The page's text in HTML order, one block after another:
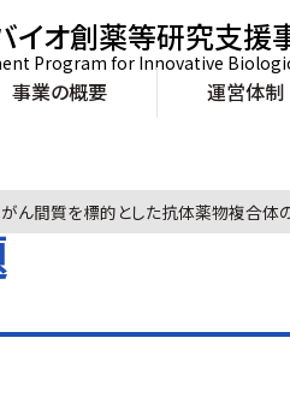
イオ創薬等研究支援
Program for Innovative
事業の概要 運営体制
ん間質を標的とした抗体薬物複合体